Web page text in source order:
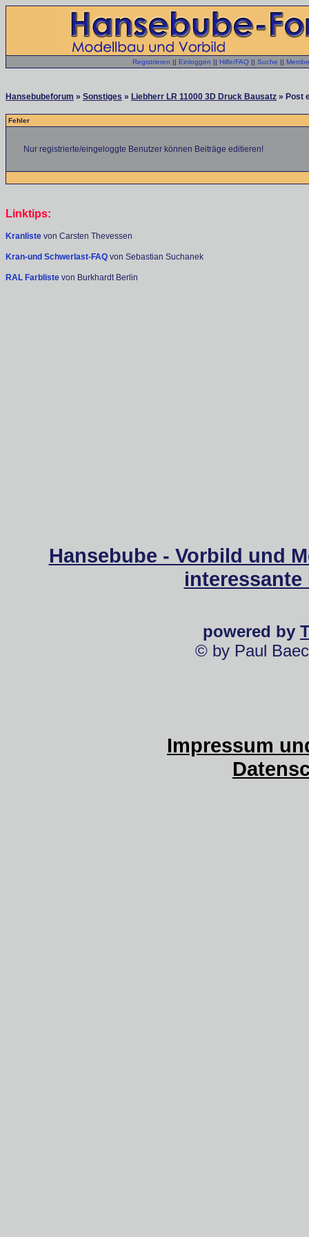
Registrieren || Einloggen || Hilfe/FAQ || Suche ||
Hansebubeforum » Sonstiges » Liebherr LR 11000 3D Druck Bausatz » Post
Fehler
Nur registrierte/eingeloggte Benutzer können Beiträge editieren!
Linktips:
Kranliste von Carsten Thevessen
Kran-und Schwerlast-FAQ von Sebastian Suchanek
RAL Farbliste von Burkhardt Berlin
Hansebube - Vorbild und
powered by
© by Paul
Impressum